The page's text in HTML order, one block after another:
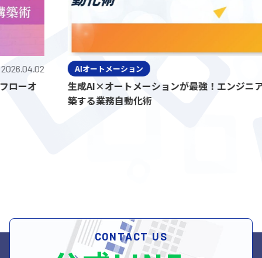
AIオートメーション
生成AI×オートメーションが最強！エンジニア不要
築する業務自動化術
CONTACT US